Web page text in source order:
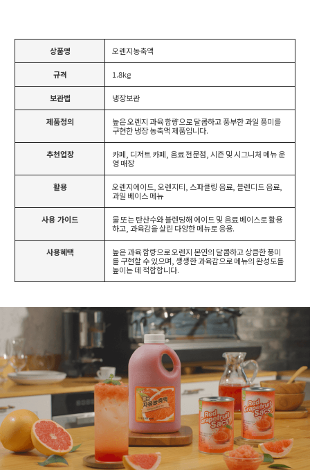
상품명 오렌지농축액
규격 1.8kg
보관법 냉장보관
제품정의
높은 오렌지 과육 함량으로 달콤하고 풍부한 과일 풍미를
구현한 냉장 농축액 제품입니다.
추천업장
카페, 디저트 카페, 음료 전문점, 시즌 및 시그니처 메뉴 운
영 매장
활용
오렌지에이드, 오렌지티, 스파클링 음료, 블렌디드 음료,
과일 베이스 메뉴
사용 가이드
물 또는 탄산수와 블렌딩해 에이드 및 음료 베이스로 활용
하고, 과육감을 살린 다양한 메뉴로 응용.
사용혜택
높은 과육 함량으로 오렌지 본연의 달콤하고 상큼한 풍미
를 구현할 수 있으며, 생생한 과육감으로 메뉴의 완성도를
높이는 데 적합합니다.